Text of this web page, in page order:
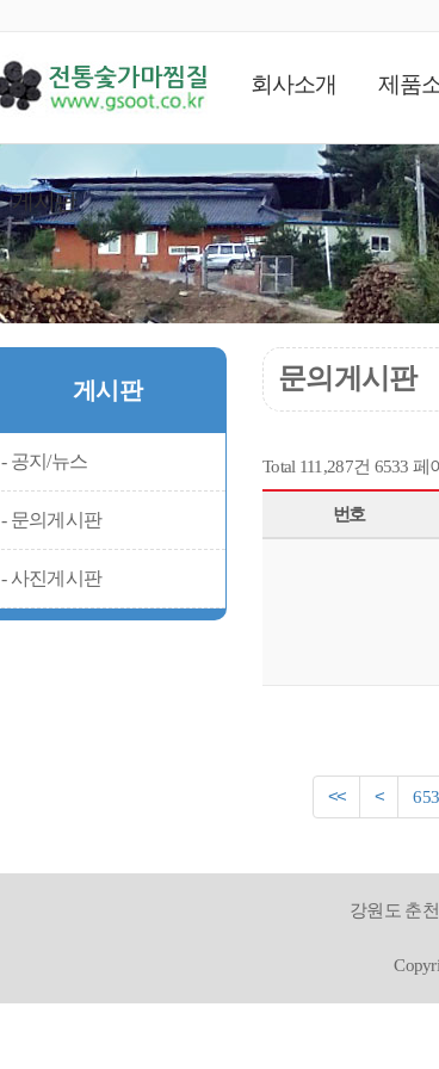
회사소개 제품
게시판
게시판
- 공지/뉴스
- 문의게시판
- 사진게시판
문의게시판
Total 111,287건 6533 페
번호
<< <
강원도 춘